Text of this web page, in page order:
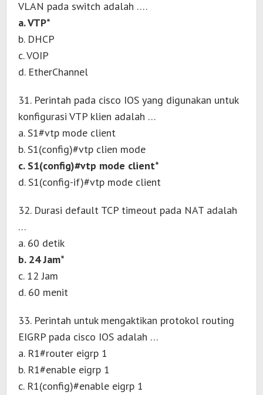
VLAN pada switch adalah ….
a. VTP*
b. DHCP
c. VOIP
d. EtherChannel
31. Perintah pada cisco IOS yang digunakan untuk
konfigurasi VTP klien adalah …
a. S1#vtp mode client
b. S1(config)#vtp clien mode
c. S1(config)#vtp mode client*
d. S1(config-if)#vtp mode client
32. Durasi default TCP timeout pada NAT adalah
…
a. 60 detik
b. 24 Jam*
c. 12 Jam
d. 60 menit
33. Perintah untuk mengaktikan protokol routing
EIGRP pada cisco IOS adalah …
a. R1#router eigrp 1
b. R1#enable eigrp 1
c. R1(config)#enable eigrp 1